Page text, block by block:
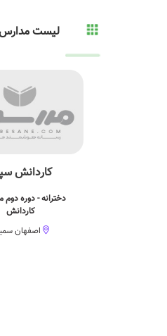
لیست مدارس
کاردانش
دخترانه - دوره دوم
کاردانش
اصفهان